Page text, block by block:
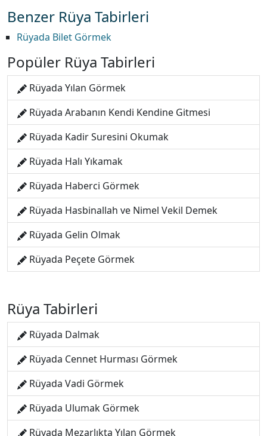
Benzer Rüya Tabirleri
Rüyada Bilet Görmek
Popüler Rüya Tabirleri
Rüyada Yılan Görmek
Rüyada Arabanın Kendi Kendine Gitmesi
Rüyada Kadir Suresini Okumak
Rüyada Halı Yıkamak
Rüyada Haberci Görmek
Rüyada Hasbinallah ve Nimel Vekil Demek
Rüyada Gelin Olmak
Rüyada Peçete Görmek
Rüya Tabirleri
Rüyada Dalmak
Rüyada Cennet Hurması Görmek
Rüyada Vadi Görmek
Rüyada Ulumak Görmek
Rüyada Mezarlıkta Yılan Görmek